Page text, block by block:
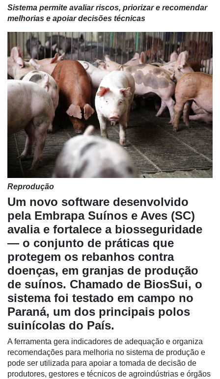
Sistema permite avaliar riscos, priorizar e recomendar
melhorias e apoiar decisões técnicas
Reprodução
Um novo software desenvolvido
pela Embrapa Suínos e Aves (SC)
avalia e fortalece a biosseguridade
— o conjunto de práticas que
protegem os rebanhos contra
doenças, em granjas de produção
de suínos. Chamado de BiosSui, o
sistema foi testado em campo no
Paraná, um dos principais polos
suinícolas do País.
A ferramenta gera indicadores de adequação e organiza
recomendações para melhoria no sistema de produção e
pode ser utilizada para apoiar a tomada de decisão de
produtores, gestores e técnicos de agroindústrias e órgãos